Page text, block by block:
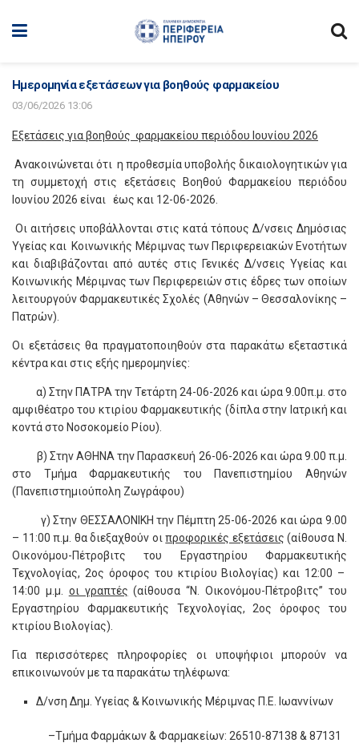
Ημερομηνία εξετάσεων για βοηθούς φαρμακείου
03/06/2026 13:06
Εξετάσεις για βοηθούς φαρμακείου περιόδου Ιουνίου 2026
Ανακοινώνεται ότι η προθεσμία υποβολής δικαιολογητικών για
τη συμμετοχή στις εξετάσεις Βοηθού Φαρμακείου περιόδου
Ιουνίου 2026 είναι έως και 12-06-2026.
Οι αιτήσεις υποβάλλονται στις κατά τόπους Δ/νσεις Δημόσιας
Υγείας και Κοινωνικής Μέριμνας των Περιφερειακών Ενοτήτων
και διαβιβάζονται από αυτές στις Γενικές Δ/νσεις Υγείας και
Κοινωνικής Μέριμνας των Περιφερειών στις έδρες των οποίων
λειτουργούν Φαρμακευτικές Σχολές (Αθηνών – Θεσσαλονίκης –
Πατρών).
Οι εξετάσεις θα πραγματοποιηθούν στα παρακάτω εξεταστικά
κέντρα και στις εξής ημερομηνίες:
α) Στην ΠΑΤΡΑ την Τετάρτη 24-06-2026 και ώρα 9.00π.μ. στο
αμφιθέατρο του κτιρίου Φαρμακευτικής (δίπλα στην Ιατρική και
κοντά στο Νοσοκομείο Ρίου).
β) Στην ΑΘΗΝΑ την Παρασκευή 26-06-2026 και ώρα 9.00 π.μ.
στο Τμήμα Φαρμακευτικής του Πανεπιστημίου Αθηνών
(Πανεπιστημιούπολη Ζωγράφου)
γ) Στην ΘΕΣΣΑΛΟΝΙΚΗ την Πέμπτη 25-06-2026 και ώρα 9.00
– 11:00 π.μ. θα διεξαχθούν οιπροφορικές εξετάσεις (αίθουσα Ν.
Οικονόμου-Πέτροβιτς του Εργαστηρίου Φαρμακευτικής
Τεχνολογίας, 2ος όροφος του κτιρίου Βιολογίας) και 12:00 –
14:00 μ.μ. οι γραπτές (αίθουσα “Ν. Οικονόμου-Πέτροβιτς” του
Εργαστηρίου Φαρμακευτικής Τεχνολογίας, 2ος όροφος του
κτιρίου Βιολογίας).
Για περισσότερες πληροφορίες οι υποψήφιοι μπορούν να
επικοινωνούν με τα παρακάτω τηλέφωνα:
Δ/νση Δημ. Υγείας & Κοινωνικής Μέριμνας Π.Ε. Ιωαννίνων
–Τμήμα Φαρμάκων & Φαρμακείων: 26510-87138 & 87131